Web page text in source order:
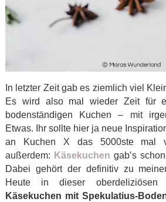
In letzter Zeit gab es ziemlich viel
Es wird also mal wieder Zeit für
bodenständigen Kuchen – mit
Etwas. Ihr sollte hier ja neue
an Kuchen X das 5000ste mal
außerdem: Käsekuchen gab’s
Dabei gehört der definitiv zu
Heute in dieser
Käsekuchen mit Spekulatius-